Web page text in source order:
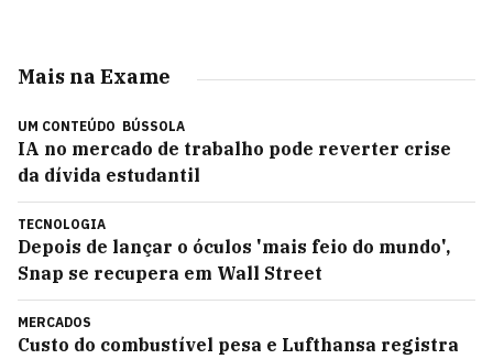
Mais na Exame
UM CONTEÚDO BÚSSOLA
IA no mercado de trabalho pode reverter crise
da dívida estudantil
TECNOLOGIA
Depois de lançar o óculos 'mais feio do mundo',
Snap se recupera em Wall Street
MERCADOS
Custo do combustível pesa e Lufthansa registra